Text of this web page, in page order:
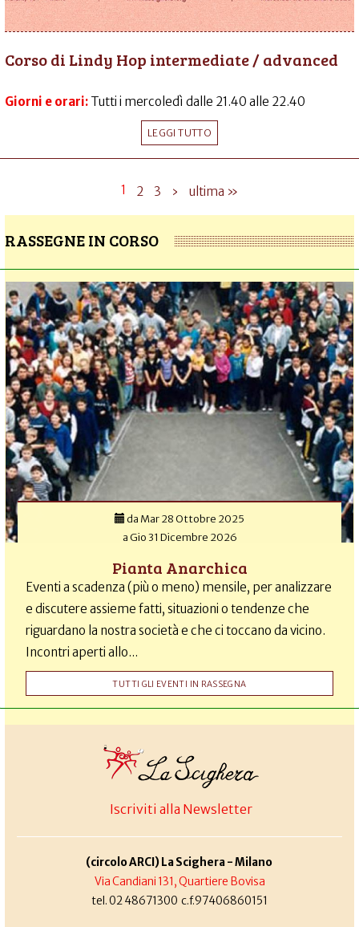
Corso di Lindy Hop intermediate / advanced
Giorni e orari: Tutti i mercoledì dalle 21.40 alle 22.40
LEGGI TUTTO
1 2 3 › ultima »
RASSEGNE IN CORSO
da Mar 28 Ottobre 2025
aGio 31 Dicembre 2026
Pianta Anarchica
Eventi a scadenza (più o meno) mensile, per analizzare
e discutere assieme fatti, situazioni o tendenze che
riguardano la nostra società e che ci toccano da vicino.
Incontri aperti allo...
TUTTI GLI EVENTI IN RASSEGNA
Iscriviti alla Newsletter
(circolo ARCI) La Scighera - Milano
Via Candiani 131, Quartiere Bovisa
tel. 02 48671300 c.f.97406860151